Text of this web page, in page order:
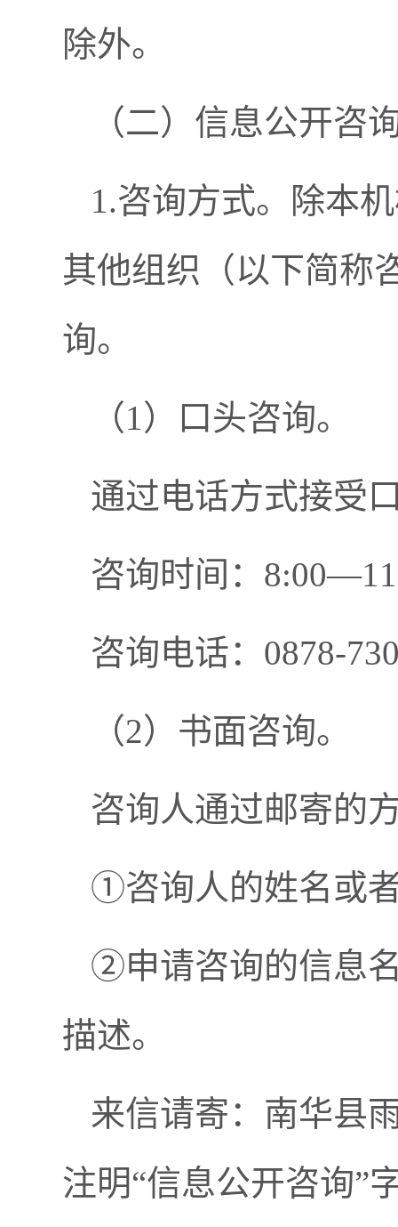
除外。
（二）信息公开咨
1.咨询方式。除本
其他组织（以下简称
询。
（1）口头咨询。
通过电话方式接受
咨询时间：
咨询电话：0878-
（2）书面咨询。
咨询人通过邮寄的
①咨询人的姓名或
②申请咨询的信息
描述。
来信请寄：南华县
注明“信息公开咨询”